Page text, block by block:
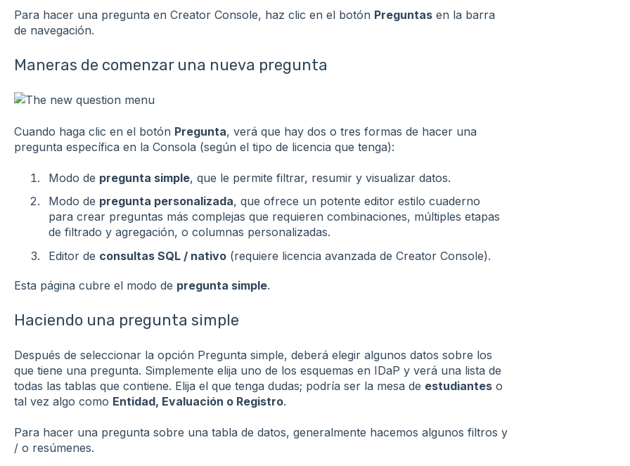
Para hacer una pregunta en Creator Console, haz clic en el botón Preguntasen la barra
de navegación.
Maneras de comenzar una nueva pregunta
Cuando haga clic en el botón Pregunta, verá que hay dos o tres formas de hacer una
pregunta específica en la Consola (según el tipo de licencia que tenga):
Modo de pregunta simple, que le permite filtrar, resumir y visualizar datos.
Modo de pregunta personalizada, que ofrece un potente editor estilo cuaderno
para crear preguntas más complejas que requieren combinaciones, múltiples etapas
de filtrado y agregación, o columnas personalizadas.
Editor de consultas SQL / nativo(requiere licencia avanzada de Creator Console).
Esta página cubre el modo de pregunta simple.
Haciendo una pregunta simple
Después de seleccionar la opción Pregunta simple, deberá elegir algunos datos sobre los
que tiene una pregunta. Simplemente elija uno de los esquemas en IDaP y verá una lista de
todas las tablas que contiene. Elija el que tenga dudas; podría ser la mesa de estudianteso
tal vez algo como Entidad, Evaluación o Registro.
Para hacer una pregunta sobre una tabla de datos, generalmente hacemos algunos filtros y
/ o resúmenes.